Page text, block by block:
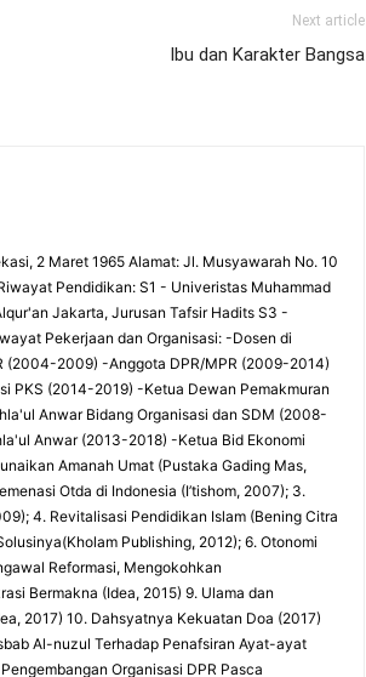
Next article
Ibu dan Karakter Bangsa
2 Maret 1965 Alamat: Jl. Musyawarah No. 10
Pendidikan: S1 - Univeristas Muhammad
Jakarta, Jurusan Tafsir Hadits S3 -
Pekerjaan dan Organisasi: -Dosen di
(2004-2009) -Anggota DPR/MPR (2009-2014)
PKS (2014-2019) -Ketua Dewan Pemakmuran
Anwar Bidang Organisasi dan SDM (2008-
Anwar (2013-2018) -Ketua Bid Ekonomi
Amanah Umat (Pustaka Gading Mas,
Otda di Indonesia (I’tishom, 2007); 3.
4. Revitalisasi Pendidikan Islam (Bening Citra
Publishing, 2012); 6. Otonomi
Reformasi, Mengokohkan
Bermakna (Idea, 2015) 9. Ulama dan
2017) 10. Dahsyatnya Kekuatan Doa (2017)
Al-nuzul Terhadap Penafsiran Ayat-ayat
Organisasi DPR Pasca